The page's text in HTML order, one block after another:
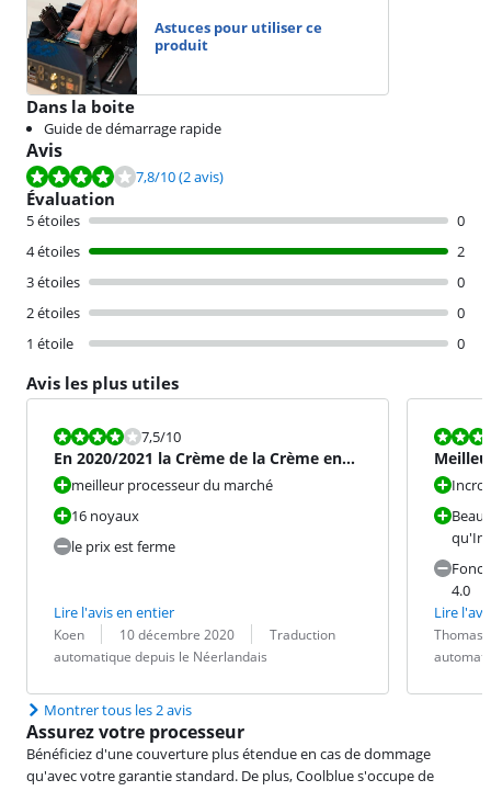
Astuces pour utiliser ce
produit
Dans la boite
Guide de démarrage rapide
Avis
La note est de 7,8 sur 10, basée sur 2 avis.
7,8/10(2 avis)
Évaluation
5 étoiles
0
4 étoiles
2
3 étoiles
0
2 étoiles
0
1 étoile
0
Avis les plus utiles
La note est 7,5 sur 10.
7,5/10
En 2020/2021 la Crème de la Crème en
terme de CPU
meilleur processeur du marché
16 noyaux
le prix est ferme
Lire l'avis en entier
Évaluation par :
Koen
Date : 10 décembre 2020
Traduction :
Traduction
automatique depuis le Néerlandais
La note est
4.0
Lire
Évaluation
Thomas
Date :
Traduction :
Montrer tous les 2 avis
Assurez votre processeur
Bénéficiez d'une couverture plus étendue en cas de dommage
qu'avec votre garantie standard. De plus, Coolblue s'occupe de